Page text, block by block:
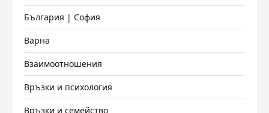
България | София
Варна
Взаимоотношения
Връзки и психология
Връзки и семейство